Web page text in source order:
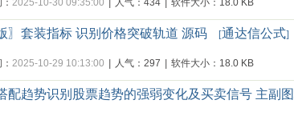
2025-10-30 09:35:00 人气：434 软件大小：18.0 KB
〗套装指标 识别价格突破轨道 源码 [通达信公式]
2025-10-29 10:13:00 人气：297 软件大小：18.0 KB
配趋势识别股票趋势的强弱变化及买卖信号 主副